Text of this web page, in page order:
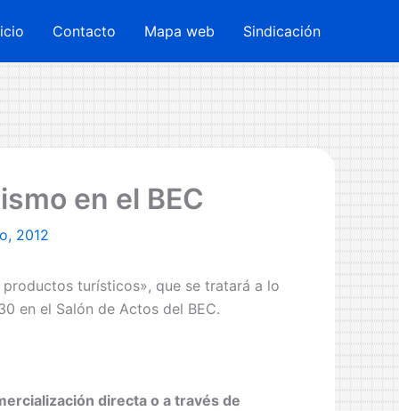
Contacto Mapa web Sindicación
en el BEC
2012
turísticos», que se tratará a lo
en el Salón de Actos del BEC.
directa o a través de